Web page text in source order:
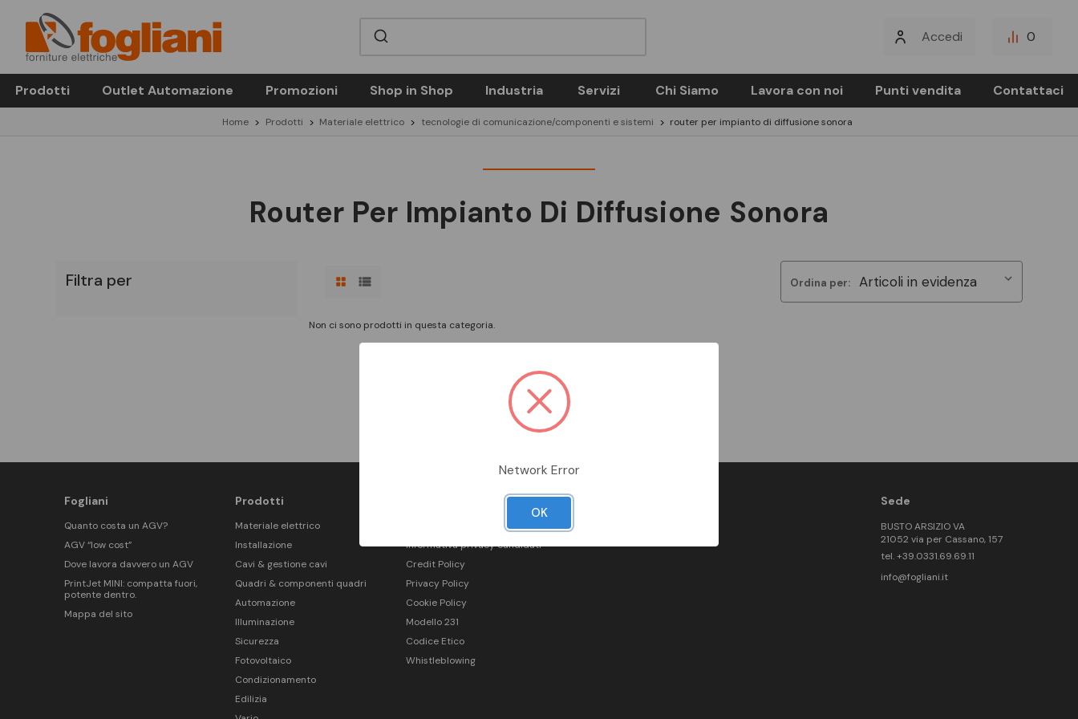
Accedi 0
Prodotti Outlet Automazione Promozioni Shop in Shop Industria Servizi Chi Siamo Lavora con noi Punti vendita Contattaci
Home Prodotti Materiale elettrico tecnologie di comunicazione/componenti e sistemi router per impianto di diffusione sonora
Router Per Impianto Di Diffusione Sonora
Filtra per Ordina per:
Non ci sono prodotti in questa categoria.
Fogliani
Quanto costa un AGV?
AGV “low cost”
Dove lavora davvero un AGV
PrintJet MINI: compatta fuori,
potente dentro.
Mappa del sito
Prodotti
Materiale elettrico
Installazione
Cavi & gestione cavi
Quadri & componenti quadri
Automazione
Illuminazione
Sicurezza
Fotovoltaico
Condizionamento
Edilizia
Informazioni legali
Condizioni generali di vendita
Informativa privacy candidati
Credit Policy
Privacy Policy
Cookie Policy
Modello 231
Codice Etico
Whistleblowing
Sede
BUSTO ARSIZIO VA
21052 via per Cassano, 157
tel. +39.0331.69.69.11
info@fogliani.it
Network Error
OK